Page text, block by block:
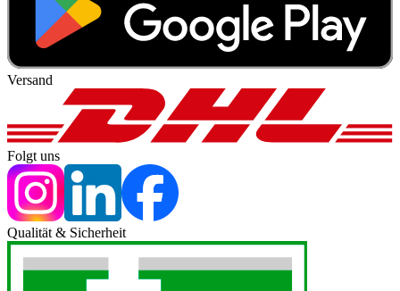
Versand
Folgt uns
Qualität & Sicherheit